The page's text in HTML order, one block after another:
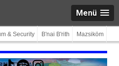
Menü
& Security B'nai B'rith Mazsiköm
TikTokSpotifyInstagram